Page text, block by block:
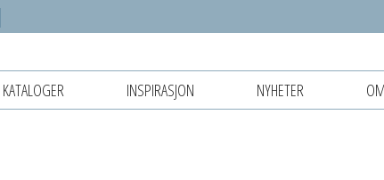
KATALOGER INSPIRASJON NYHETER